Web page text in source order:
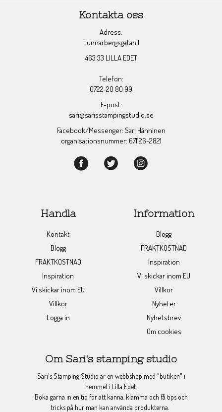
Kontakta oss
Adress:
Lunnarbergsgatan 1
463 33 LILLA EDET
Telefon:
0722-20 80 99
E-post:
sari@sarisstampingstudio.se
Facebook/Messenger: Sari Hänninen
organisationsnummer: 671126-2821
Handla
Kontakt
Blogg
FRAKTKOSTNAD
Inspiration
Vi skickar inom EU
Villkor
Logga in
Information
Blogg
FRAKTKOSTNAD
Inspiration
Vi skickar inom EU
Villkor
Nyheter
Nyhetsbrev
Om cookies
Om Sari's stamping studio
Sari's Stamping Studio är en webbshop med "butiken" i
hemmet i Lilla Edet.
Boka gärna in en tid för att känna, klämma och få tips och
tricks på hur man kan använda produkterna.